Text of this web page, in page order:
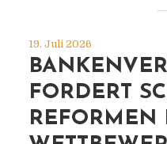
19. Juli 2026
FORDERT
REFORMEN